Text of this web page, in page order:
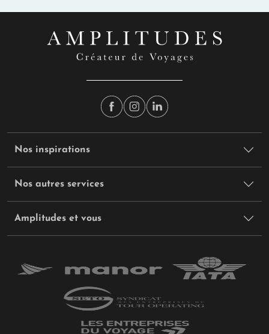
Nos inspirations
Nos autres services
Amplitudes et vous